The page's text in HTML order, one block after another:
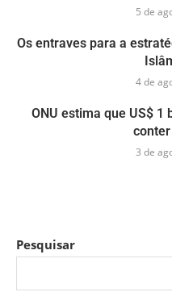
5 de
Os entraves para a
4 de
ONU estima que US$ 1
3 de
Pesquisar